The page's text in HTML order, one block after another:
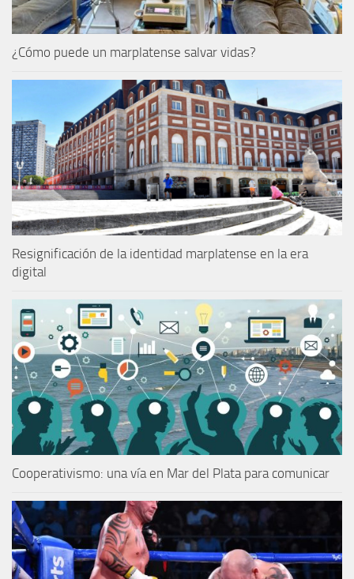
¿Cómo puede un marplatense salvar vidas?
Resignificación de la identidad marplatense en la era
digital
Cooperativismo: una vía en Mar del Plata para comunicar